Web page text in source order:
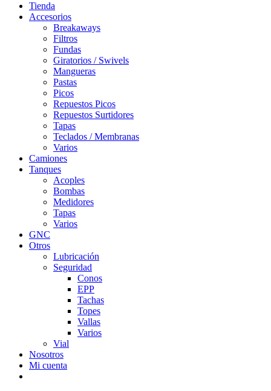
Tienda
Accesorios
Breakaways
Filtros
Fundas
Giratorios / Swivels
Mangueras
Pastas
Picos
Repuestos Picos
Repuestos Surtidores
Tapas
Teclados / Membranas
Varios
Camiones
Tanques
Acoples
Bombas
Medidores
Tapas
Varios
GNC
Otros
Lubricación
Seguridad
Conos
EPP
Tachas
Topes
Vallas
Varios
Vial
Nosotros
Mi cuenta